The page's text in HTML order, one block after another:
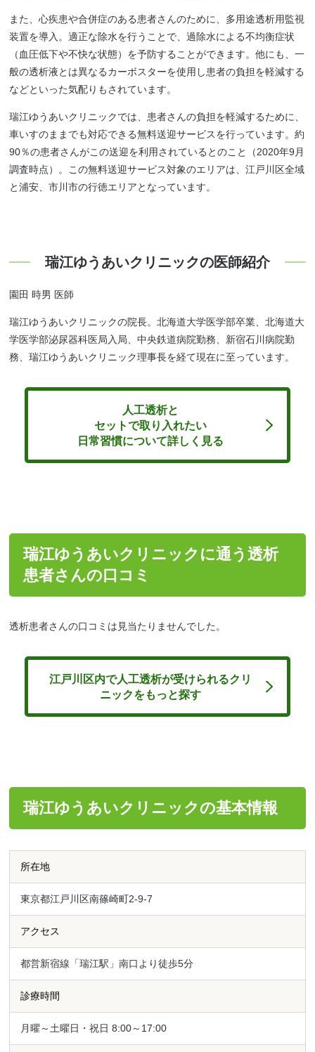
また、心疾患や合併症のある患者さんのために、多用途透析用監視
装置を導入。適正な除水を行うことで、過除水による不均衡症状
（血圧低下や不快な状態）を予防することができます。他にも、一
般の透析液とは異なるカーボスターを使用し患者の負担を軽減する
などといった気配りもされています。
瑞江ゆうあいクリニックでは、患者さんの負担を軽減するために、
車いすのままでも対応できる無料送迎サービスを行っています。約
90％の患者さんがこの送迎を利用されているとのこと（2020年9月
調査時点）。この無料送迎サービス対象のエリアは、江戸川区全域
と浦安、市川市の行徳エリアとなっています。
瑞江ゆうあいクリニックの医師紹介
園田 時男 医師
瑞江ゆうあいクリニックの院長。北海道大学医学部卒業、北海道大
学医学部泌尿器科医局入局、中央鉄道病院勤務、新宿石川病院勤
務、瑞江ゆうあいクリニック理事長を経て現在に至っています。
人工透析と
セットで取り入れたい
日常習慣について詳しく見る
瑞江ゆうあいクリニックに通う透析
患者さんの口コミ
透析患者さんの口コミは見当たりませんでした。
江戸川区内で人工透析が受けられるクリ
ニックをもっと探す
瑞江ゆうあいクリニックの基本情報
所在地
東京都江戸川区南篠崎町2-9-7
アクセス
都営新宿線「瑞江駅」南口より徒歩5分
診療時間
月曜～土曜日・祝日 8:00～17:00